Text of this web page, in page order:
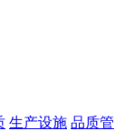
生产设施 品质管